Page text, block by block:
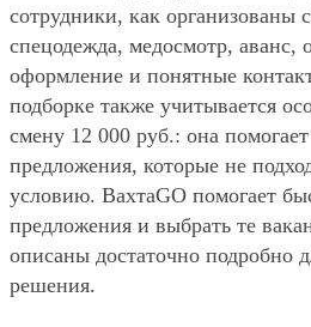
сотрудники, как организованы
спецодежда, медосмотр, аванс,
оформление и понятные
подборке также учитывается
смену 12 000 руб.: она помогает
предложения, которые не
условию. ВахтаGO помогает
предложения и выбрать те
описаны достаточно подробно
решения.